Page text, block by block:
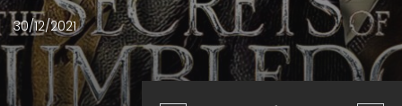
30/12/2021